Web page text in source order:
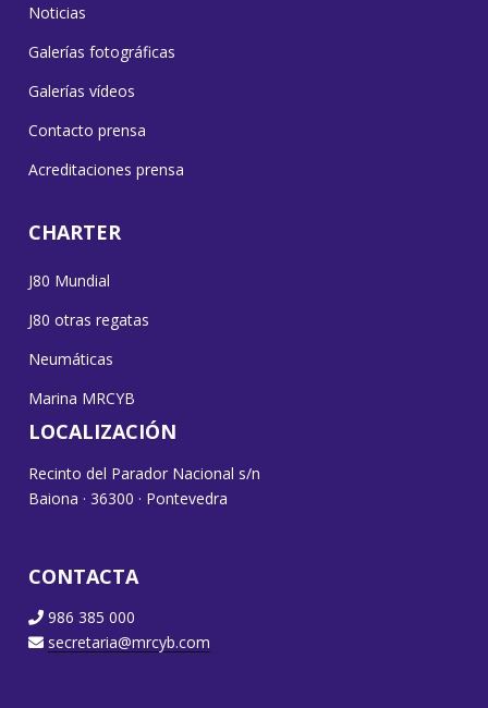
Noticias
Galerías fotográficas
Galerías vídeos
Contacto prensa
Acreditaciones prensa
CHARTER
J80 Mundial
J80 otras regatas
Neumáticas
Marina MRCYB
LOCALIZACIÓN
Recinto del Parador Nacional s/n
Baiona · 36300 · Pontevedra
CONTACTA
986 385 000
secretaria@mrcyb.com